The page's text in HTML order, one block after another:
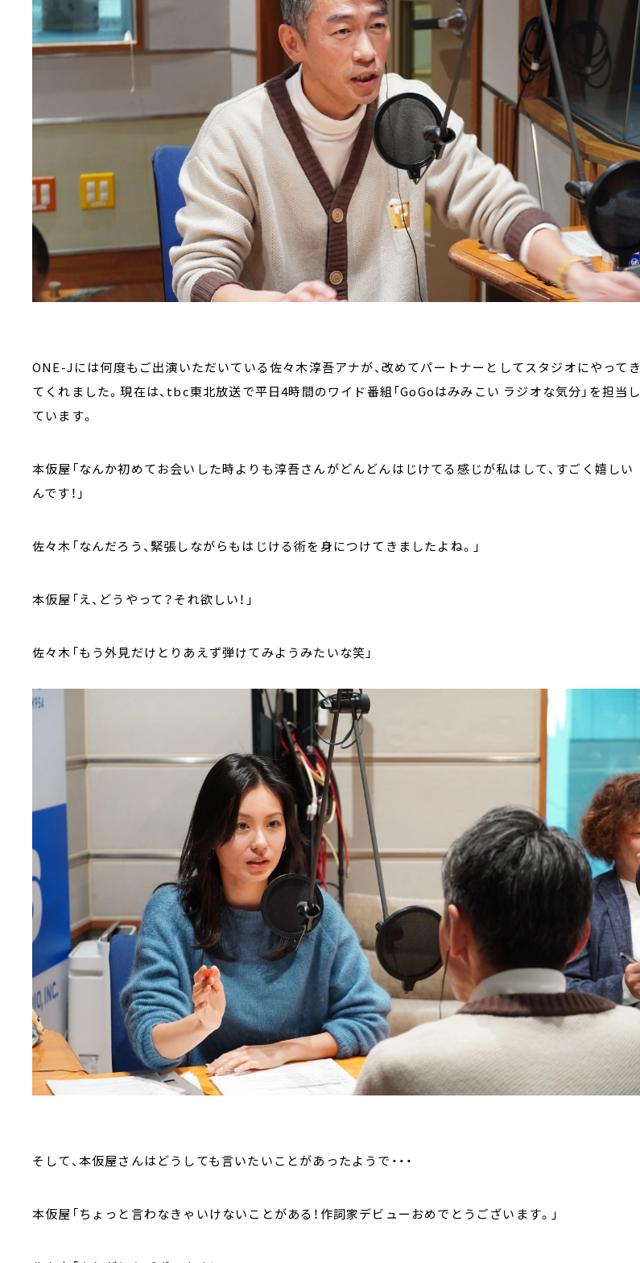
ONE-Jには何度もご出演いただいている佐々木淳吾アナが、改めてパートナーとしてスタジオにやってき
てくれました。現在は、tbc東北放送で平日4時間のワイド番組「GoGoはみみこい ラジオな気分」を担当し
ています。
本仮屋「なんか初めてお会いした時よりも淳吾さんがどんどんはじけてる感じが私はして、すごく嬉しい
んです！」
佐々木「なんだろう、緊張しながらもはじける術を身につけてきましたよね。」
本仮屋「え、どうやって？それ欲しい！」
佐々木「もう外見だけとりあえず弾けてみようみたいな笑」
そして、本仮屋さんはどうしても言いたいことがあったようで・・・
本仮屋「ちょっと言わなきゃいけないことがある！作詞家デビューおめでとうございます。」